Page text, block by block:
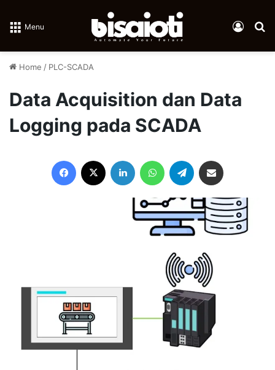
Menu Log In
Home / PLC-SCADA
Data Acquisition dan Data
Logging pada SCADA
Facebook LinkedIn WhatsAppTelegram